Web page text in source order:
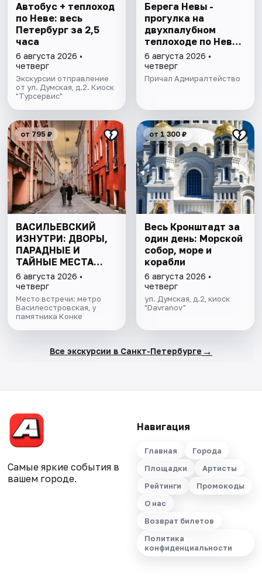
Автобус + теплоход
по Неве: весь
Петербург за 2,5
часа
6 августа 2026 •
четверг
Экскурсии отправление
от ул. Думская, д.2. Киоск
"Турсервис"
Берега Невы -
прогулка на
двухпалубном
теплоходе по Неве
с подходом к
Финскому заливу
6 августа 2026 •
четверг
Причал Адмиралтейство
от 795 ₽
ВАСИЛЬЕВСКИЙ
ИЗНУТРИ: ДВОРЫ,
ПАРАДНЫЕ И
ТАЙНЫЕ МЕСТА
ОСТРОВА
6 августа 2026 •
четверг
Место встречи: метро
Василеостровская, у
памятника Конке
от 1 300 ₽
Весь Кронштадт за
один день: Морской
собор, море и
корабли
6 августа 2026 •
четверг
ул. Думская, д.2, киоск
"Davranov"
Все экскурсии в Санкт-Петербурге →
Самые яркие события в
вашем городе.
Навигация
Главная
Города
Площадки
Артисты
Рейтинги
Промокоды
О нас
Возврат билетов
Политика
конфиденциальности